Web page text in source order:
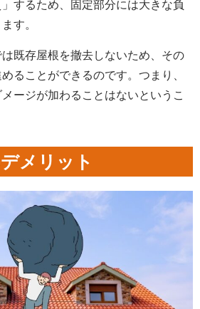
」するため、固定部分には大きな負
す。
既存屋根を撤去しないため、その
ることができるのです。つまり、
ージが加わることはないというこ
メリット